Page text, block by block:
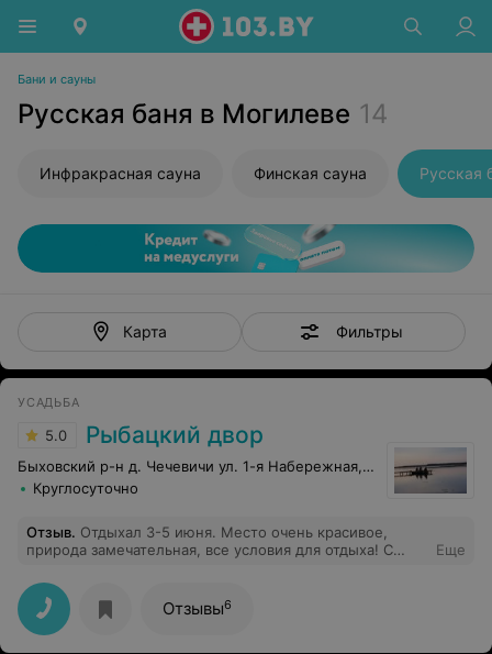
Бани и сауны
Русская баня в Могилеве 14
Инфракрасная сауна Финская сауна Русская
Карта Фильтры
УСАДЬБА
5.0 Рыбацкий двор
Быховский р-н д. Чечевичи ул. 1-я Набережная, 45
Круглосуточно
Отзыв. Отдыхал 3-5 июня. Место очень красивое,
природа замечательная, все условия для отдыха! С
утренних рыбалки! Из рыбы - лещ, карась, плотва,
густера, уклея. Ловил с мостков. Отдых удался, поеду
снова!
Еще
Отзывы6